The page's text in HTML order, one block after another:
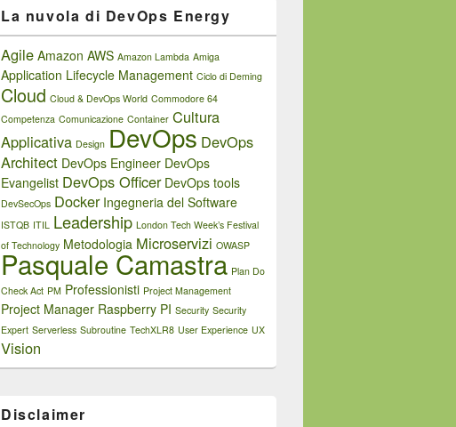
La nuvola di DevOps Energy
Agile Amazon AWS Amazon Lambda Amiga
Application Lifecycle Management Ciclo di Deming
Cloud Cloud & DevOps World Commodore 64
Competenza Comunicazione Container Cultura
Applicativa Design DevOps DevOps
Architect DevOps Engineer DevOps
Evangelist DevOps Officer DevOps tools
DevSecOps Docker Ingegneria del Software
ISTQB ITIL Leadership London Tech Week’s Festival
of Technology Metodologia Microservizi OWASP
Pasquale Camastra Plan Do
Check Act PM Professionisti Project Management
Project Manager Raspberry PI Security Security
Expert Serverless Subroutine TechXLR8 User Experience UX
Vision
Disclaimer